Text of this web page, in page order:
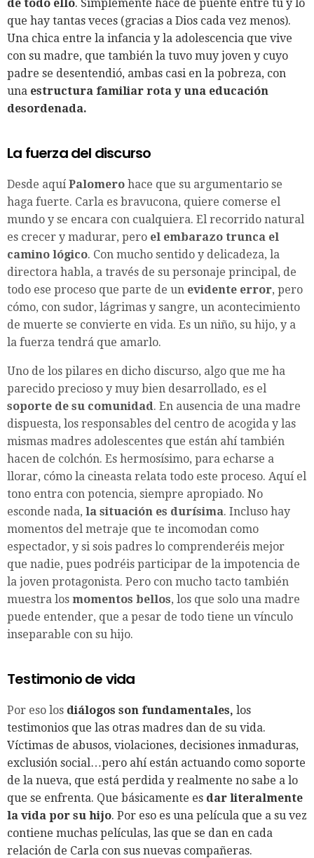
de todo ello. Simplemente hace de puente entre tú y lo
que hay tantas veces (gracias a Dios cada vez menos).
Una chica entre la infancia y la adolescencia que vive
con su madre, que también la tuvo muy joven y cuyo
padre se desentendió, ambas casi en la pobreza, con
una estructura familiar rota y una educación
desordenada.
La fuerza del discurso
Desde aquí Palomero hace que su argumentario se
haga fuerte. Carla es bravucona, quiere comerse el
mundo y se encara con cualquiera. El recorrido natural
es crecer y madurar, pero el embarazo trunca el
camino lógico. Con mucho sentido y delicadeza, la
directora habla, a través de su personaje principal, de
todo ese proceso que parte de un evidente error, pero
cómo, con sudor, lágrimas y sangre, un acontecimiento
de muerte se convierte en vida. Es un niño, su hijo, y a
la fuerza tendrá que amarlo.
Uno de los pilares en dicho discurso, algo que me ha
parecido precioso y muy bien desarrollado, es el
soporte de su comunidad. En ausencia de una madre
dispuesta, los responsables del centro de acogida y las
mismas madres adolescentes que están ahí también
hacen de colchón. Es hermosísimo, para echarse a
llorar, cómo la cineasta relata todo este proceso. Aquí el
tono entra con potencia, siempre apropiado. No
esconde nada, la situación es durísima. Incluso hay
momentos del metraje que te incomodan como
espectador, y si sois padres lo comprenderéis mejor
que nadie, pues podréis participar de la impotencia de
la joven protagonista. Pero con mucho tacto también
muestra los momentos bellos, los que solo una madre
puede entender, que a pesar de todo tiene un vínculo
inseparable con su hijo.
Testimonio de vida
Por eso los diálogos son fundamentales, los
testimonios que las otras madres dan de su vida.
Víctimas de abusos, violaciones, decisiones inmaduras,
exclusión social…pero ahí están actuando como soporte
de la nueva, que está perdida y realmente no sabe a lo
que se enfrenta. Que básicamente es dar literalmente
la vida por su hijo. Por eso es una película que a su vez
contiene muchas películas, las que se dan en cada
relación de Carla con sus nuevas compañeras.